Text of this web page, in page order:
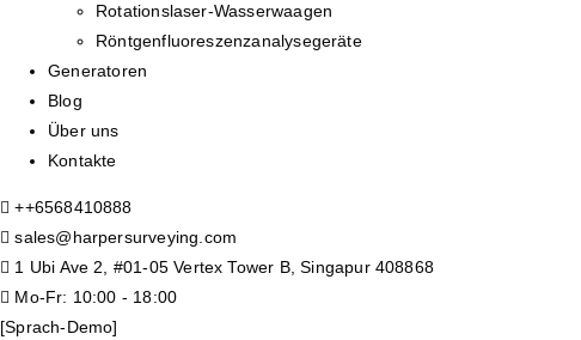
Rotationslaser-Wasserwaagen
Röntgenfluoreszenzanalysegeräte
Generatoren
Blog
Über uns
Kontakte
++6568410888
sales@harpersurveying.com
1 Ubi Ave 2, #01-05 Vertex Tower B, Singapur 408868
Mo-Fr: 10:00 - 18:00
[Sprach-Demo]